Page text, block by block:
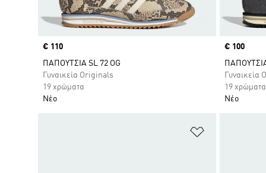
Price
€ 110
ΠΑΠΟΥΤΣΙΑ SL 72 OG
Γυναικεία Originals
19 χρώματα
Νέο
Price
€ 100
19 χρώματα
Νέο
Προσθήκη